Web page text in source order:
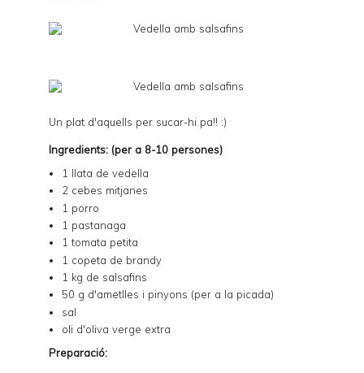
Un plat d'aquells per sucar-hi pa!! :)
Ingredients: (per a 8-10 persones)
1 llata de vedella
2 cebes mitjanes
1 porro
1 pastanaga
1 tomata petita
1 copeta de brandy
1 kg de salsafins
50 g d'ametlles i pinyons (per a la picada)
sal
oli d'oliva verge extra
Preparació: